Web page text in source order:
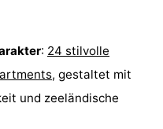
: 24 stilvolle
, gestaltet mit
und zeeländische